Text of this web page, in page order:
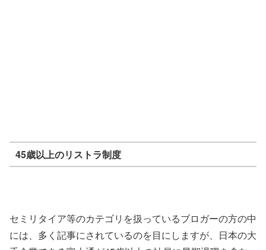
45歳以上のリストラ制度
セミリタイア等のカテゴリを扱っているブロガーの方の中
には、多く記事にされているのを目にしますが、日本の大